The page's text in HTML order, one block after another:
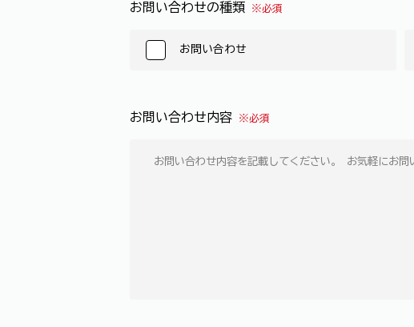
お問い合わせの種類 ※必須
お問い合わせ
お問い合わせ内容 ※必須